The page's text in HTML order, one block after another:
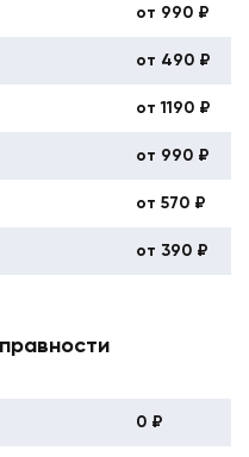
от 990 ₽
от 490 ₽
от 1190 ₽
от 990 ₽
от 570 ₽
от 390 ₽
0 ₽